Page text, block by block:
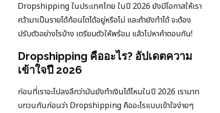
Dropshipping ในประเทศไทย ในปี 2026 ยังมีโอกาสให้เรา
คว้ามาเป็นรายได้ก้อนโตได้อยู่หรือไม่ และถ้ายังทำได้ จะต้อง
ปรับตัวอย่างไรบ้าง เตรียมตัวให้พร้อม แล้วไปหาคำตอบกัน!
Dropshipping คืออะไร? อัปเดตความ
เข้าใจปี 2026
ก่อนที่เราจะไปลงลึกว่ามันยังทำเงินได้ไหมในปี 2026 เรามาท
บทวนกันก่อนว่า Dropshipping คืออะไรแบบเข้าใจง่ายๆ